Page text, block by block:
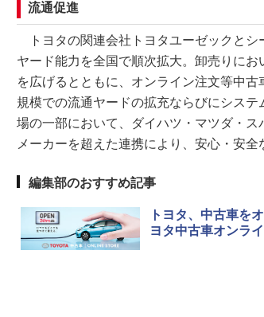
流通促進
トヨタの関連会社トヨタユーゼックとシ
ヤード能力を全国で順次拡大。卸売りに
を広げるとともに、オンライン注文等中
規模での流通ヤードの拡充ならびにシス
場の一部において、ダイハツ・マツダ・ス
メーカーを超えた連携により、安心・安全
編集部のおすすめ記事
トヨタ、中古車を
ヨタ中古車オンライ